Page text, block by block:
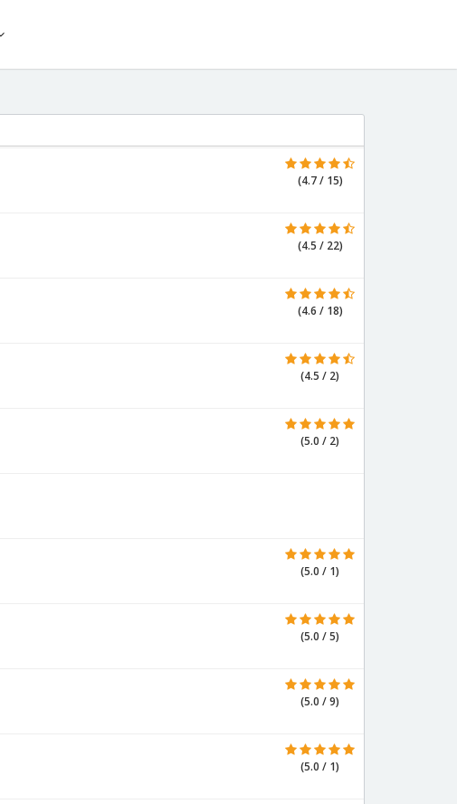
(4.7 / 15)
(4.5 / 22)
(4.6 / 18)
(4.5 / 2)
(5.0 / 2)
(5.0 / 1)
(5.0 / 5)
(5.0 / 9)
(5.0 / 1)